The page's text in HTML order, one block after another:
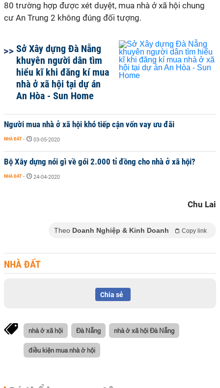
80 trường hợp được xét duyệt, mua nhà ở xã hội chung
cư An Trung 2 không đúng đối tượng.
Sở Xây dựng Đà Nẵng
khuyên người dân tìm
hiểu kĩ khi đăng kí mua
nhà ở xã hội tại dự án
An Hòa - Sun Home
Người mua nhà ở xã hội khó tiếp cận vốn vay ưu đãi
NHÀ ĐẤT - 03-05-2020
Bộ Xây dựng nói gì về gói 2.000 tỉ đồng cho nhà ở xã hội?
NHÀ ĐẤT - 24-04-2020
Chu Lai
Theo Doanh Nghiệp & Kinh Doanh Copy link
NHÀ ĐẤT
Chia sẻ
nhà ở xã hội Đà Nẵng nhà ở xã hội Đà Nẵng
điều kiện mua nhà ở hội